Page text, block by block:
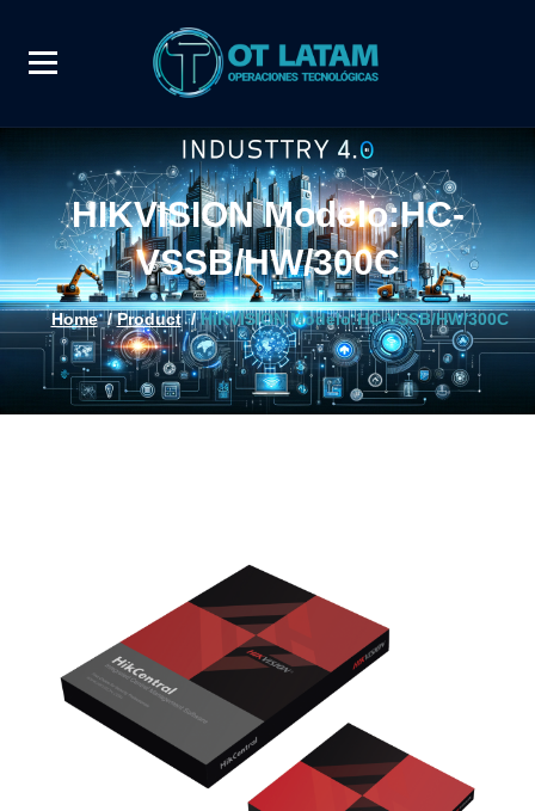
HIKVISION Modelo:HC-
VSSB/HW/300C
Home/Product/HIKVISION Modelo:HC-VSSB/HW/300C